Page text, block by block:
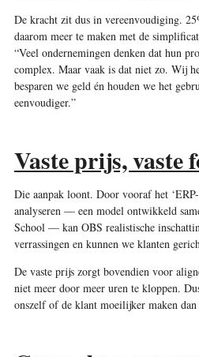
De kracht zit dus in vereenvoudiging.
daarom meer te maken met de
“Veel ondernemingen denken dat hun
complex. Maar vaak is dat niet zo. Wij
besparen we geld én houden we het
eenvoudiger.”
Vaste prijs, vaste
Die aanpak loont. Door vooraf het
analyseren — een model ontwikkeld
School — kan OBS realistische
verrassingen en kunnen we klanten
De vaste prijs zorgt bovendien voor
niet meer door meer uren te kloppen.
onszelf of de klant moeilijker maken dan